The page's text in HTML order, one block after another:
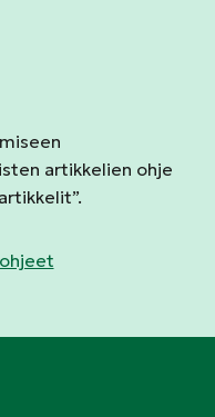
artikkelien ohje